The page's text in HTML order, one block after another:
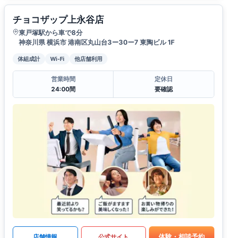
チョコザップ上永谷店
東戸塚駅から車で8分
神奈川県 横浜市 港南区丸山台3ー30ー7 東陶ビル 1F
体組成計 Wi-Fi 他店舗利用
営業時間
24:00間
定休日
要確認